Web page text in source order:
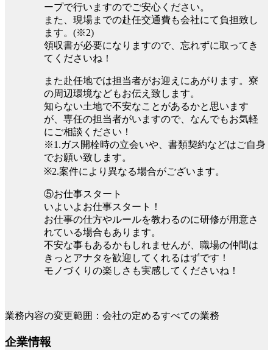
ープで行いますのでご安心ください。
また、現場までの赴任交通費も会社にて負担致し
ます。(※2)
領収書が必要になりますので、忘れずに取ってき
てくださいね！
また赴任地では担当者がお迎えにあがります。寮
の周辺環境などもお伝え致します。
知らない土地で不安なことがあるかと思います
が、専任の担当者がいますので、なんでもお気軽
にご相談ください！
※1.ガス開栓時の立会いや、書類契約などはご自身
でお願い致します。
※2.案件により異なる場合がございます。
⑤お仕事スタート
いよいよお仕事スタート！
お仕事の仕方やルールを教わるのに研修が用意さ
れている場合もあります。
不安な事もあるかもしれませんが、職場の仲間は
きっとアナタを歓迎してくれるはずです！
モノづくりの楽しさも実感してくださいね！
業務内容の変更範囲：会社の定めるすべての業務
企業情報